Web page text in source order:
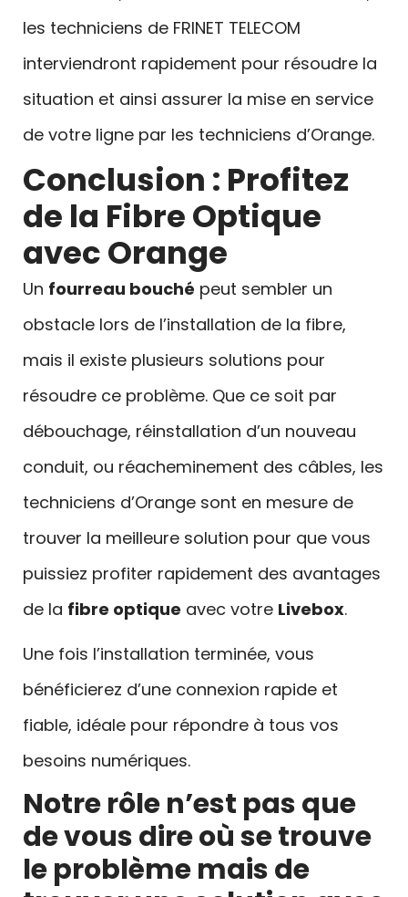
les techniciens de FRINET TELECOM
interviendront rapidement pour résoudre la
situation et ainsi assurer la mise en service
de votre ligne par les techniciens d’Orange.
Conclusion : Profitez
de la Fibre Optique
avec Orange
Un fourreau bouché peut sembler un
obstacle lors de l’installation de la fibre,
mais il existe plusieurs solutions pour
résoudre ce problème. Que ce soit par
débouchage, réinstallation d’un nouveau
conduit, ou réacheminement des câbles, les
techniciens d’Orange sont en mesure de
trouver la meilleure solution pour que vous
puissiez profiter rapidement des avantages
de la fibre optique avec votre Livebox.
Une fois l’installation terminée, vous
bénéficierez d’une connexion rapide et
fiable, idéale pour répondre à tous vos
besoins numériques.
Notre rôle n’est pas que
de vous dire où se trouve
le problème mais de